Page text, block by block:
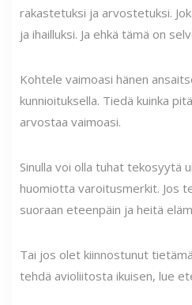
rakastetuksi ja arvostetuksi.
ja ihailluksi. Ja ehkä tämä on
Kohtele vaimoasi hänen
kunnioituksella. Tiedä kuinka
arvostaa vaimoasi.
Sinulla voi olla tuhat tekosyytä
huomiotta varoitusmerkit. Jos
suoraan eteenpäin ja heitä
Tai jos olet kiinnostunut
tehdä avioliitosta ikuisen, lue